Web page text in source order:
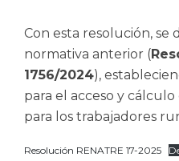
Con esta resolución, se
normativa anterior (
1756/2024),
para el acceso y
para los trabajadores
Resolución RENATRE 17-2025